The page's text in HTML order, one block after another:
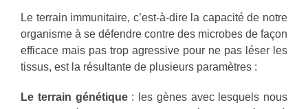
Le terrain immunitaire, c’est-à-dire la capacité de notre
organisme à se défendre contre des microbes de façon
efficace mais pas trop agressive pour ne pas léser les
tissus, est la résultante de plusieurs paramètres :
Le terrain génétique: les gènes avec lesquels nous